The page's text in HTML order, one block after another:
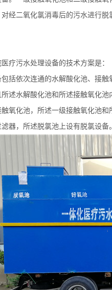
经二氧化氯消毒后的污水进行
医疗污水处理设备的技术方案是：
括依次连通的水解酸化池、接
述水解酸化池和所述接触氧化
氧化池，所述一级接触氧化池
器，所述脱氯池上设有脱氯设备。